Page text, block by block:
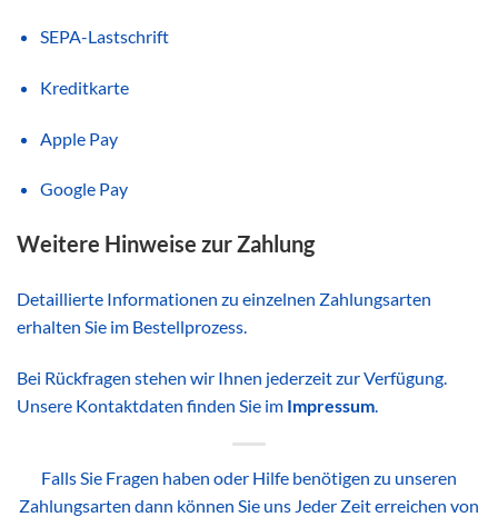
SEPA-Lastschrift
Kreditkarte
Apple Pay
Google Pay
Weitere Hinweise zur Zahlung
Detaillierte Informationen zu einzelnen Zahlungsarten
erhalten Sie im Bestellprozess.
Bei Rückfragen stehen wir Ihnen jederzeit zur Verfügung.
Unsere Kontaktdaten finden Sie im Impressum
Falls Sie Fragen haben oder Hilfe benötigen zu unseren
Zahlungsarten dann können Sie uns Jeder Zeit erreichen von